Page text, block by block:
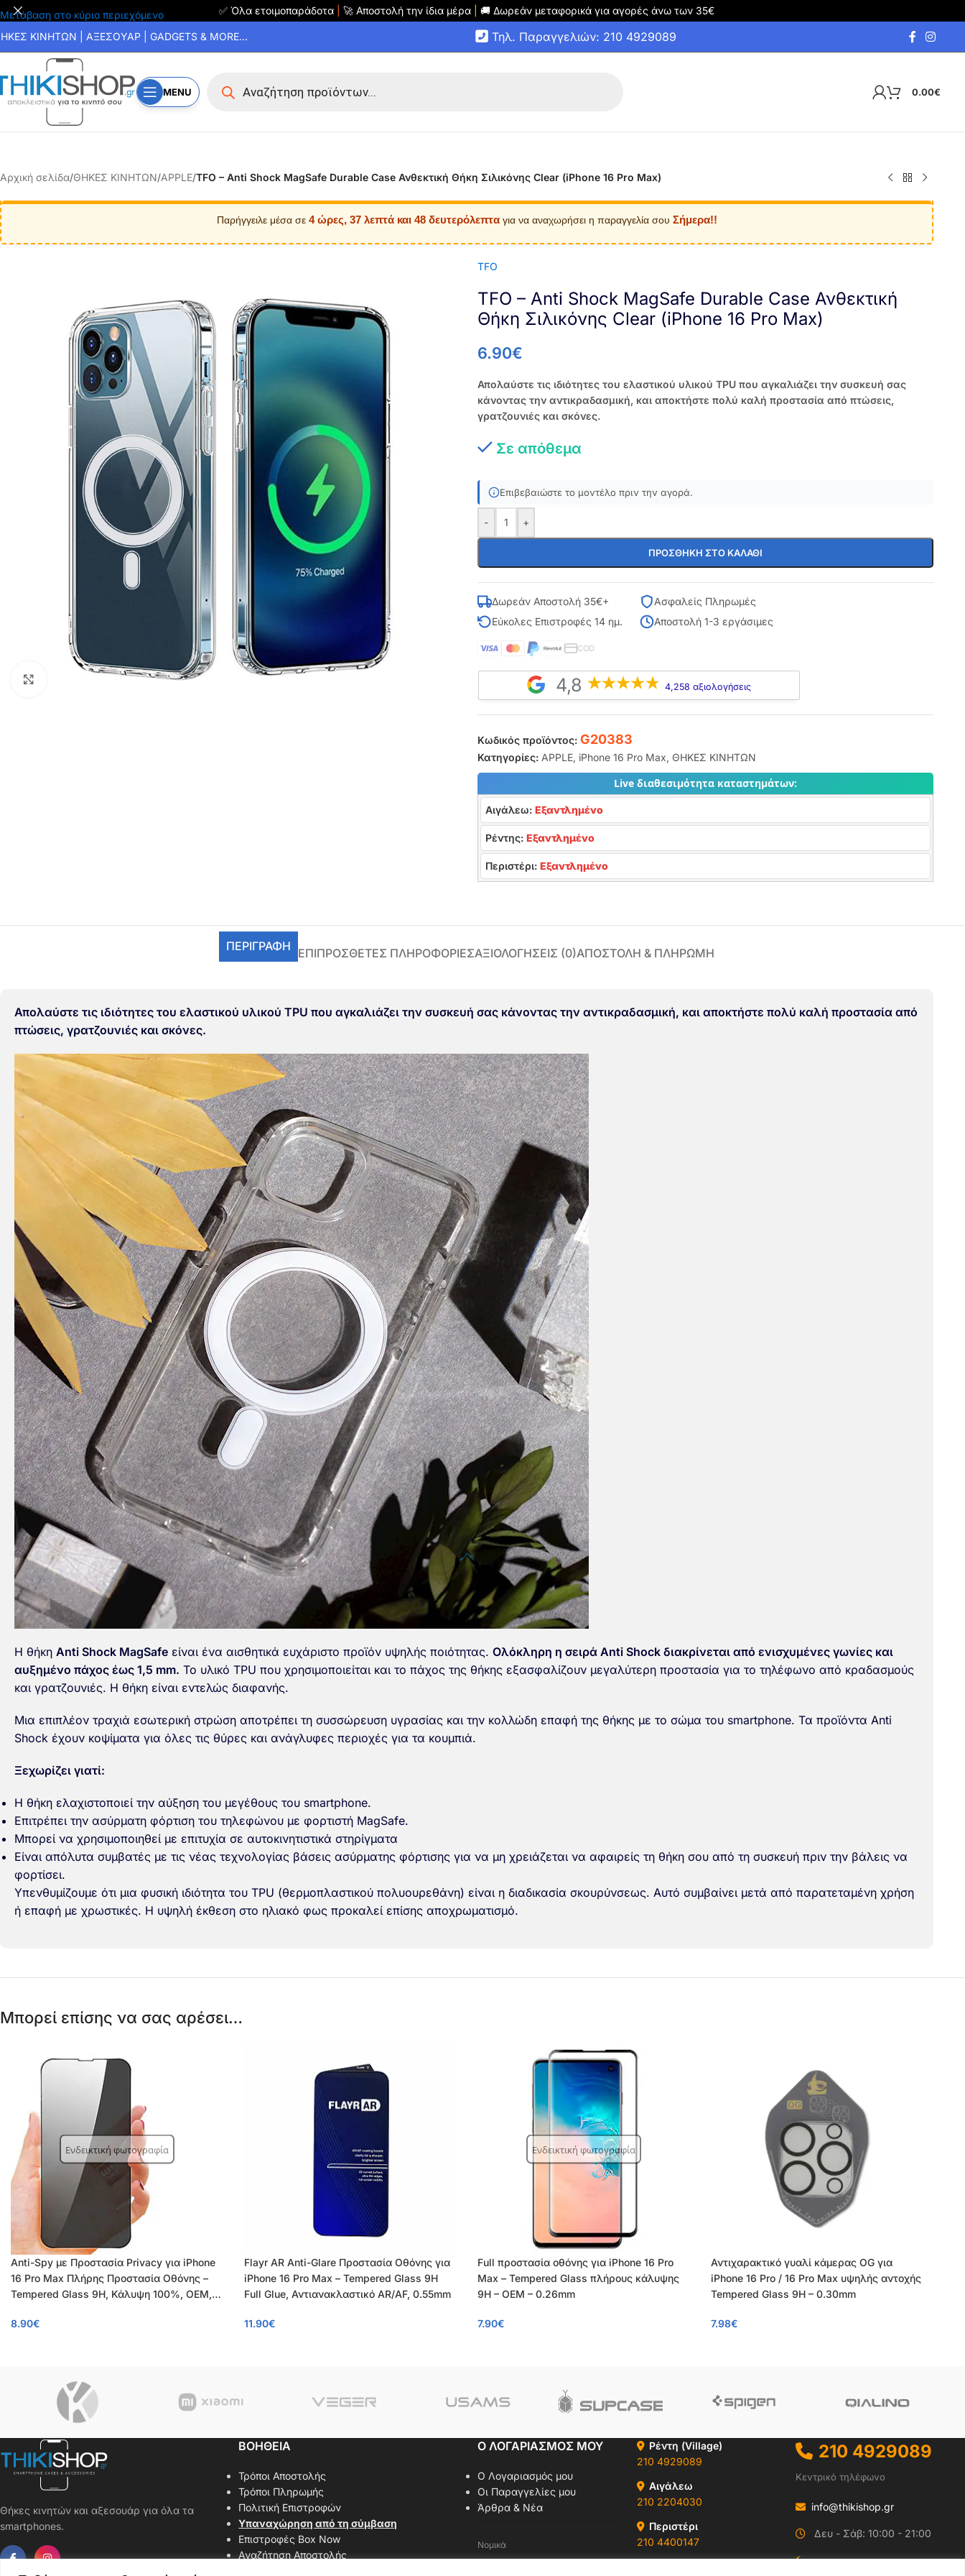
Μετάβαση στο κύριο περιεχόμενο ✅ Όλα ετοιμοπαράδοτα 🚀 Αποστολή την ίδια μέρα 🚚 Δωρεάν μεταφορικά για αγορές άνω των 35€
ΚΙΝΗΤΩΝ | ΑΞΕΣΟΥΑΡ | GADGETS & MORE... Τηλ. Παραγγελιών: 210 4929089
MENU 0.00€
Αρχική σελίδα/ΘΗΚΕΣ ΚΙΝΗΤΩΝ/APPLE/TFO – Anti Shock MagSafe Durable Case Ανθεκτική Θήκη Σιλικόνης Clear (iPhone 16 Pro Max)
Παρήγγειλε μέσα σε 4 ώρες, 37 λεπτά και 47 δευτερόλεπταγια να αναχωρήσει η παραγγελία σου Σήμερα!!
TFO
TFO – Anti Shock MagSafe Durable Case Ανθεκτική
Θήκη Σιλικόνης Clear (iPhone 16 Pro Max)
6.90€
Απολαύστε τις ιδιότητες του ελαστικού υλικού TPU που αγκαλιάζει την συσκευή σας
κάνοντας την αντικραδασμική, και αποκτήστε πολύ καλή προστασία από πτώσεις,
γρατζουνιές και σκόνες.
Σε απόθεμα
Επιβεβαιώστε το μοντέλο πριν την αγορά.
- +
ΠΡΟΣΘΉΚΗ ΣΤΟ ΚΑΛΆΘΙ
Δωρεάν Αποστολή 35€+
Ασφαλείς Πληρωμές
Εύκολες Επιστροφές 14 ημ.
Αποστολή 1-3 εργάσιμες
COD
4,8 4,258 αξιολογήσεις
Κωδικός προϊόντος: G20383
Κατηγορίες: APPLE, iPhone 16 Pro Max, ΘΗΚΕΣ ΚΙΝΗΤΩΝ
Live διαθεσιμότητα καταστημάτων:
Αιγάλεω: Εξαντλημένο
Ρέντης: Εξαντλημένο
Περιστέρι: Εξαντλημένο
ΠΕΡΙΓΡΑΦΉ ΕΠΙΠΡΌΣΘΕΤΕΣ ΠΛΗΡΟΦΟΡΊΕΣΑΞΙΟΛΟΓΉΣΕΙΣ (0)ΑΠΟΣΤΟΛΗ & ΠΛΗΡΩΜΗ
Απολαύστε τις ιδιότητες του ελαστικού υλικού TPU που αγκαλιάζει την συσκευή σας κάνοντας την αντικραδασμική, και αποκτήστε πολύ καλή προστασία από
πτώσεις, γρατζουνιές και σκόνες.
Η θήκη Anti Shock MagSafe είναι ένα αισθητικά ευχάριστο προϊόν υψηλής ποιότητας. Ολόκληρη η σειρά Anti Shock διακρίνεται από ενισχυμένες γωνίες και
αυξημένο πάχος έως 1,5 mm. Το υλικό TPU που χρησιμοποιείται και το πάχος της θήκης εξασφαλίζουν μεγαλύτερη προστασία για το τηλέφωνο από κραδασμούς
και γρατζουνιές. Η θήκη είναι εντελώς διαφανής.
Μια επιπλέον τραχιά εσωτερική στρώση αποτρέπει τη συσσώρευση υγρασίας και την κολλώδη επαφή της θήκης με το σώμα του smartphone. Τα προϊόντα Anti
Shock έχουν κοψίματα για όλες τις θύρες και ανάγλυφες περιοχές για τα κουμπιά.
Ξεχωρίζει γιατί:
Η θήκη ελαχιστοποιεί την αύξηση του μεγέθους του smartphone.
Επιτρέπει την ασύρματη φόρτιση του τηλεφώνου με φορτιστή MagSafe.
Μπορεί να χρησιμοποιηθεί με επιτυχία σε αυτοκινητιστικά στηρίγματα
Είναι απόλυτα συμβατές με τις νέας τεχνολογίας βάσεις ασύρματης φόρτισης για να μη χρειάζεται να αφαιρείς τη θήκη σου από τη συσκευή πριν την βάλεις να
φορτίσει.
Υπενθυμίζουμε ότι μια φυσική ιδιότητα του TPU (θερμοπλαστικού πολυουρεθάνη) είναι η διαδικασία σκουρύνσεως. Αυτό συμβαίνει μετά από παρατεταμένη χρήση
ή επαφή με χρωστικές. Η υψηλή έκθεση στο ηλιακό φως προκαλεί επίσης αποχρωματισμό.
Μπορεί επίσης να σας αρέσει…
Ενδεικτική φωτογραφία
Anti-Spy με Προστασία Privacy για iPhone
16 Pro Max Πλήρης Προστασία Οθόνης –
Tempered Glass 9H, Κάλυψη 100%, OEM,
8.90€
Flayr AR Anti-Glare Προστασία Οθόνης για
iPhone 16 Pro Max – Tempered Glass 9H
Full Glue, Αντιανακλαστικό AR/AF, 0.55mm
11.90€
Ενδεικτική φωτογραφία
Full προστασία οθόνης για iPhone 16 Pro
Max – Tempered Glass πλήρους κάλυψης
9H – OEM – 0.26mm
7.90€
Αντιχαρακτικό γυαλί κάμερας OG για
iPhone 16 Pro / 16 Pro Max υψηλής αντοχής
Tempered Glass 9H – 0.30mm
7.98€
Θήκες κινητών και αξεσουάρ για όλα τα
smartphones.
ΒΟΗΘΕΙΑ
Τρόποι Αποστολής
Τρόποι Πληρωμής
Πολιτική Επιστροφών
Υπαναχώρηση από τη σύμβαση
Επιστροφές Box Now
Αναζήτηση Αποστολής
Ο ΛΟΓΑΡΙΑΣΜΟΣ ΜΟΥ
Ο Λογαριασμός μου
Οι Παραγγελίες μου
Άρθρα & Νέα
Νομικά
Ρέντη (Village)
210 4929089
Αιγάλεω
210 2204030
Περιστέρι
210 4400147
210 4929089
Κεντρικό τηλέφωνο
info@thikishop.gr
Δευ - Σάβ: 10:00 - 21:00